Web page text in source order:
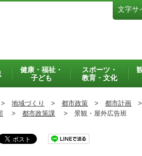
文字サ
健康・福祉・
子ども
スポーツ・
教育・文化
地域づくり > 都市政策 > 都市計画 >
> 都市政策課 > 景観・屋外広告班